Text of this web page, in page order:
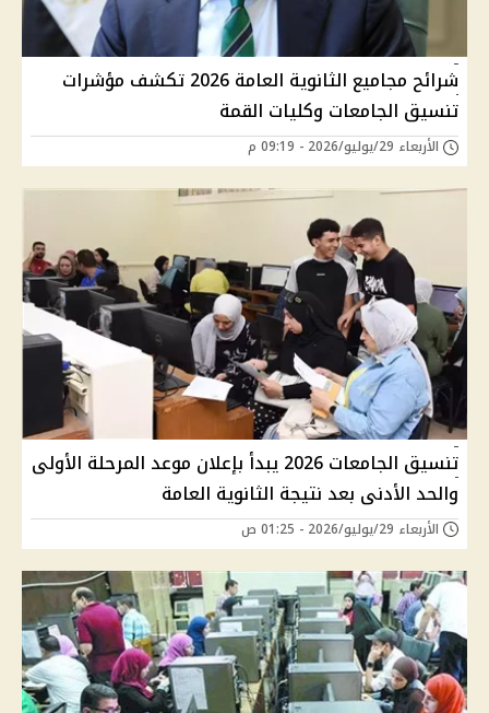
شرائح مجاميع الثانوية العامة 2026 تكشف مؤشرات
تنسيق الجامعات وكليات القمة
الأربعاء 29/يوليو/2026 - 09:19 م
تنسيق الجامعات 2026 يبدأ بإعلان موعد المرحلة الأولى
والحد الأدنى بعد نتيجة الثانوية العامة
الأربعاء 29/يوليو/2026 - 01:25 ص